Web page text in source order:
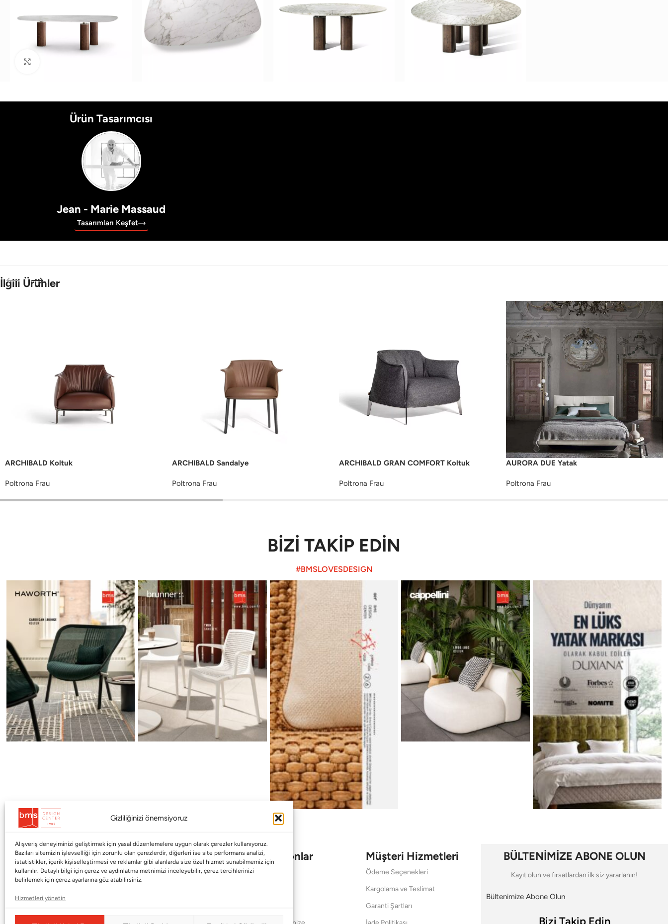
Gizliliğinizi önemsiyoruz
Alışveriş deneyiminizi geliştirmek için yasal düzenlemelere uygun olarak çerezler kullanıyoruz.
Bazıları sitemizin işlevselliği için zorunlu olan çerezlerdir, diğerleri ise site performans analizi,
istatistikler, içerik kişiselleştirmesi ve reklamlar gibi alanlarda size özel hizmet sunabilmemiz için
kullanılır. Detaylı bilgi için çerez ve aydınlatma metnimizi inceleyebilir, çerez tercihlerinizi
belirlemek için çerez ayarlarına göz atabilirsiniz.
Hizmetleri yönetin
Ürün Tasarımcısı
Jean - Marie Massaud
Tasarımları Keşfet
İlgili Ürünler
ARCHIBALD Koltuk
Poltrona Frau
ARCHIBALD Sandalye
Poltrona Frau
ARCHIBALD GRAN COMFORT Koltuk
Poltrona Frau
AURORA DUE Yatak
Poltrona Frau
BİZİ TAKİP EDİN
#BMSLOVESDESIGN
Kurumsal
Shop
Markalar
Haworth
Koleksiyonlar
Babalar Günü
Müşteri Hizmetleri
Ödeme Seçenekleri
Kargolama ve Teslimat
Garanti Şartları
BÜLTENİMİZE ABONE OLUN
Kayıt olun ve fırsatlardan ilk siz yararlanın!
Bültenimize Abone Olun
Bizi Takip Edin